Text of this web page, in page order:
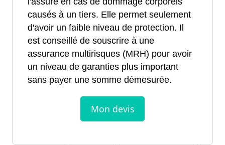
causés à un tiers. Elle permet seulement
d'avoir un faible niveau de protection. Il
est conseillé de souscrire à une
assurance multirisques (MRH) pour avoir
un niveau de garanties plus important
sans payer une somme démesurée.